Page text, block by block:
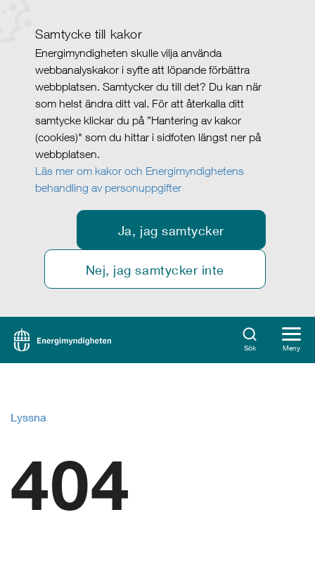
Samtycke till kakor
Energimyndigheten skulle vilja använda
webbanalyskakor i syfte att löpande förbättra
webbplatsen. Samtycker du till det? Du kan när
som helst ändra ditt val. För att återkalla ditt
samtycke klickar du på ”Hantering av kakor
(cookies)" som du hittar i sidfoten längst ner på
webbplatsen.
Läs mer om kakor och Energimyndighetens
behandling av personuppgifter
Ja, jag samtycker
Nej, jag samtycker inte
Sök Meny
Lyssna
404